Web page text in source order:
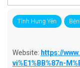
Tỉnh Hưng Yên
Website: https://
vi%E1%BB%87n-